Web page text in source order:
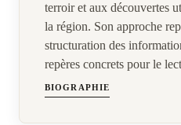
terroir et aux découvertes
la région. Son approche
structuration des
repères concrets pour le
BIOGRAPHIE